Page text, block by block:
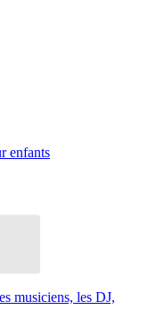
enfants
musiciens, les DJ,